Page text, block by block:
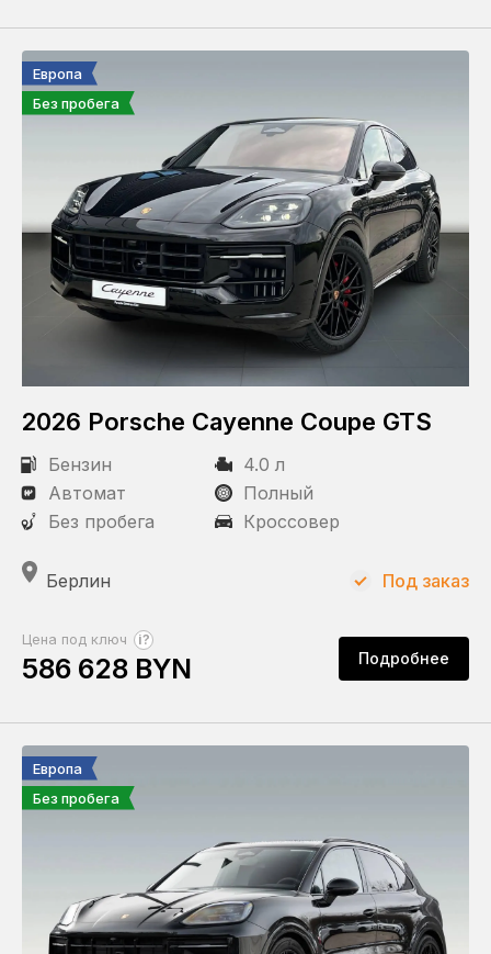
Европа
Без пробега
2026 Porsche Cayenne Coupe GTS
Бензин
4.0 л
Автомат
Полный
Без пробега
Кроссовер
Берлин
Цена под ключ ?
586 628 BYN Подробнее
Под заказ
Европа
Без пробега